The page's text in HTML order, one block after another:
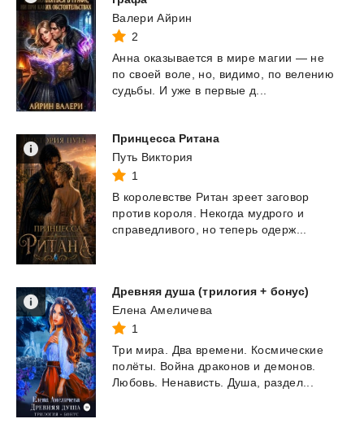
Валери Айрин
2
Анна оказывается в мире магии — не
по своей воле, но, видимо, по велению
судьбы.
И уже в первые д...
Принцесса Ритана
Путь Виктория
1
В королевстве Ритан зреет заговор
против короля. Некогда мудрого и
справедливого,
но теперь одерж...
Древняя душа (трилогия + бонус)
Елена Амеличева
1
Три мира. Два времени.
Космические
полёты.
Война драконов и демонов.
Любовь.
Ненависть. Душа, раздел...